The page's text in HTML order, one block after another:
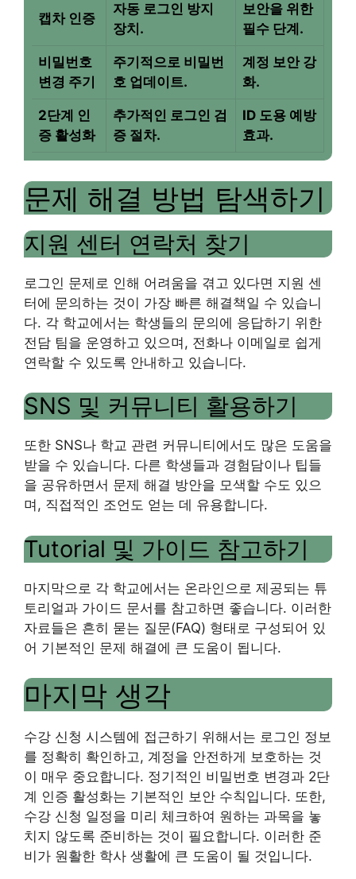
캡차 인증
자동 로그인 방지
장치.
보안을 위한
필수 단계.
비밀번호
변경 주기
주기적으로 비밀번
호 업데이트.
계정 보안 강
화.
2단계 인
증 활성화
추가적인 로그인 검
증 절차.
ID 도용 예방
효과.
문제 해결 방법 탐색하기
지원 센터 연락처 찾기
로그인 문제로 인해 어려움을 겪고 있다면 지원 센
터에 문의하는 것이 가장 빠른 해결책일 수 있습니
다. 각 학교에서는 학생들의 문의에 응답하기 위한
전담 팀을 운영하고 있으며, 전화나 이메일로 쉽게
연락할 수 있도록 안내하고 있습니다.
SNS 및 커뮤니티 활용하기
또한 SNS나 학교 관련 커뮤니티에서도 많은 도움을
받을 수 있습니다. 다른 학생들과 경험담이나 팁들
을 공유하면서 문제 해결 방안을 모색할 수도 있으
며, 직접적인 조언도 얻는 데 유용합니다.
Tutorial 및 가이드 참고하기
마지막으로 각 학교에서는 온라인으로 제공되는 튜
토리얼과 가이드 문서를 참고하면 좋습니다. 이러한
자료들은 흔히 묻는 질문(FAQ) 형태로 구성되어 있
어 기본적인 문제 해결에 큰 도움이 됩니다.
마지막 생각
수강 신청 시스템에 접근하기 위해서는 로그인 정보
를 정확히 확인하고, 계정을 안전하게 보호하는 것
이 매우 중요합니다. 정기적인 비밀번호 변경과 2단
계 인증 활성화는 기본적인 보안 수칙입니다. 또한,
수강 신청 일정을 미리 체크하여 원하는 과목을 놓
치지 않도록 준비하는 것이 필요합니다. 이러한 준
비가 원활한 학사 생활에 큰 도움이 될 것입니다.